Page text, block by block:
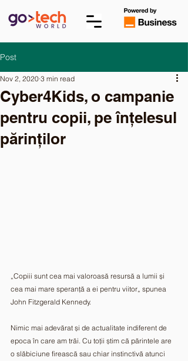
Post
Cyber4Kids, o campanie
pentru copii, pe înțelesul
părinților
Nov 2, 2020 3 min read
„Copiii sunt cea mai valoroasă resursă a lumii și
cea mai mare speranță a ei pentru viitor„ spunea
John Fitzgerald Kennedy.
Nimic mai adevărat și de actualitate indiferent de
epoca în care am trăi. Cu toții știm că părintele are
o slăbiciune firească sau chiar instinctivă atunci